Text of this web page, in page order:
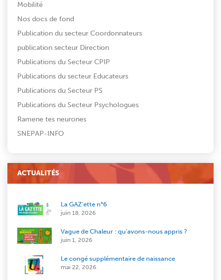
Mobilité
Nos docs de fond
Publication du secteur Coordonnateurs
publication secteur Direction
Publications du Secteur CPIP
Publications du secteur Educateurs
Publications du Secteur PS
Publications du Secteur Psychologues
Ramene tes neurones
SNEPAP-INFO
ACTUALITÉS
La GAZ’ette n°6
juin 18, 2026
Vague de Chaleur : qu’avons-nous appris ?
juin 1, 2026
Le congé supplémentaire de naissance
mai 22, 2026